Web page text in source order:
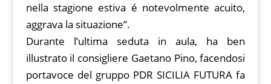
nella stagione estiva é notevolmente acuito,
aggrava la situazione”.
Durante l’ultima seduta in aula, ha ben
illustrato il consigliere Gaetano Pino, facendosi
portavoce del gruppo PDR SICILIA FUTURA fa